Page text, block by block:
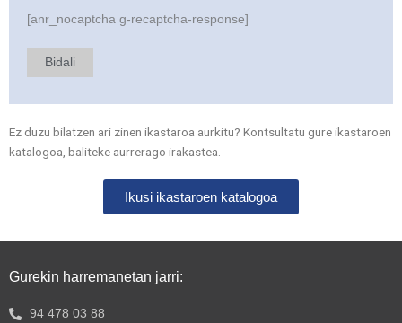
[anr_nocaptcha g-recaptcha-response]
Ez duzu bilatzen ari zinen ikastaroa aurkitu? Kontsultatu gure ikastaroen
katalogoa, baliteke aurrerago irakastea.
Ikusi ikastaroen katalogoa
Gurekin harremanetan jarri:
94 478 03 88